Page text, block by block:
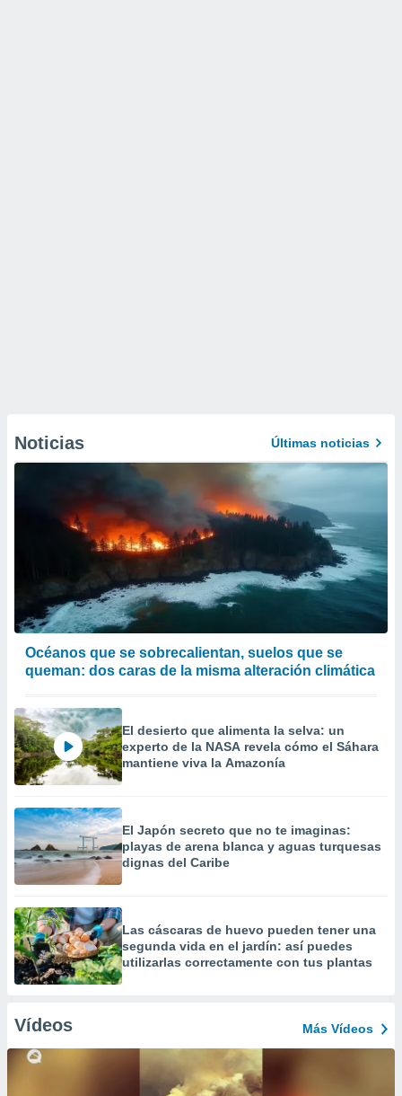
Noticias Últimas noticias
Océanos que se sobrecalientan, suelos que se
queman: dos caras de la misma alteración climática
El desierto que alimenta la selva: un
experto de la NASA revela cómo el Sáhara
mantiene viva la Amazonía
El Japón secreto que no te imaginas:
playas de arena blanca y aguas turquesas
dignas del Caribe
Las cáscaras de huevo pueden tener una
segunda vida en el jardín: así puedes
utilizarlas correctamente con tus plantas
Vídeos Más Vídeos